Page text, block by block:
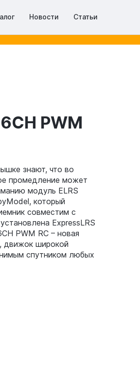
Новости Статьи
PWM
знают, что во
промедление может
модуль ELRS
который
совместим с
ExpressLRS
PWM RC – новая
движок широкой
спутником любых